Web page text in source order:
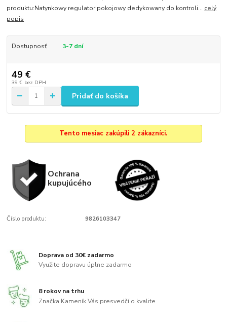
produktu:Natynkowy regulator pokojowy dedykowany do kontroli... celý
popis
Dostupnosť 3-7 dní
49 €
39 € bez DPH
Pridať do košíka
Tento mesiac zakúpili 2 zákazníci.
Ochrana
kupujúcého
Číslo produktu: 9826103347
Doprava od 30€ zadarmo
Využite dopravu úplne zadarmo
8 rokov na trhu
Značka Kameník Vás presvedčí o kvalite